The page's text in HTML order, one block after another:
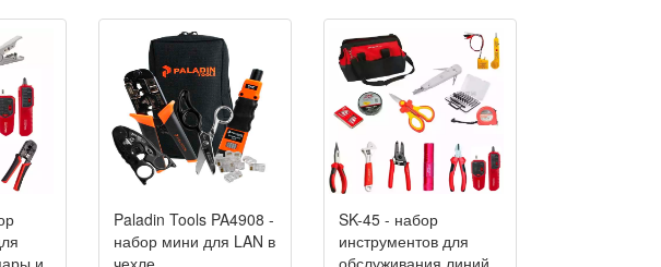
и
Paladin Tools PA4908 -
набор мини для LAN в
чехле
SK-45 - набор
инструментов для
обслуживания линий